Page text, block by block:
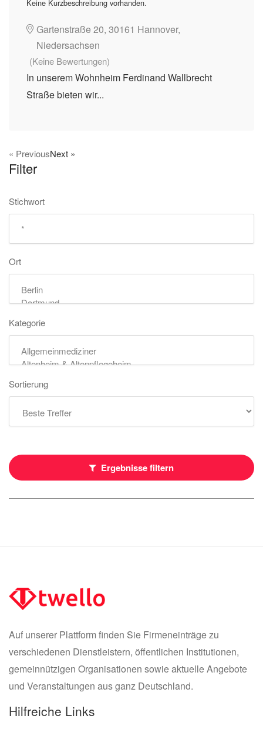
Keine Kurzbeschreibung vorhanden.
Gartenstraße 20, 30161 Hannover,
Niedersachsen
(Keine Bewertungen)
In unserem Wohnheim Ferdinand Wallbrecht
Straße bieten wir...
« PreviousNext »
Filter
Stichwort
Ort
Kategorie
Sortierung
Ergebnisse filtern
Auf unserer Plattform finden Sie Firmeneinträge zu
verschiedenen Dienstleistern, öffentlichen Institutionen,
gemeinnützigen Organisationen sowie aktuelle Angebote
und Veranstaltungen aus ganz Deutschland.
Hilfreiche Links